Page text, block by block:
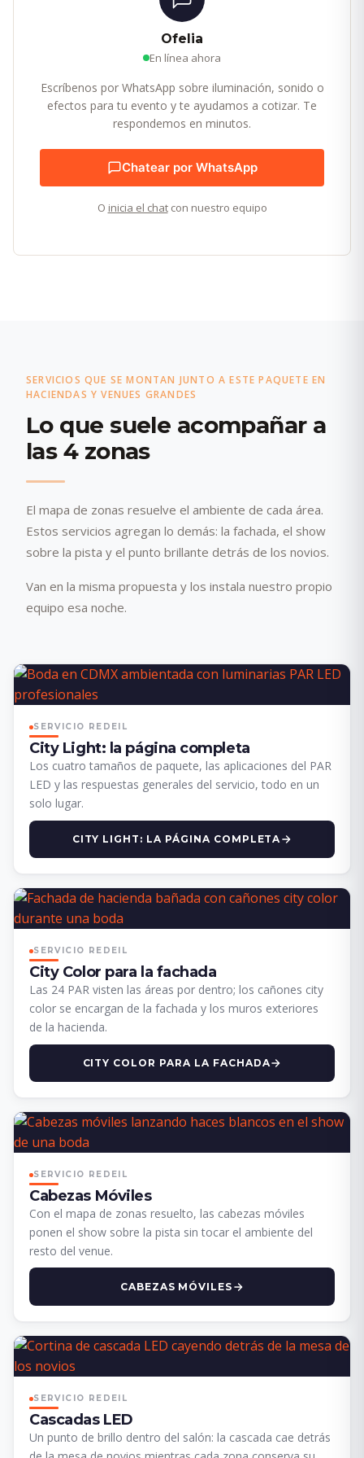
Ofelia
En línea ahora
Escríbenos por WhatsApp sobre iluminación, sonido o
efectos para tu evento y te ayudamos a cotizar. Te
respondemos en minutos.
Chatear por WhatsApp
O inicia el chatcon nuestro equipo
SERVICIOS QUE SE MONTAN JUNTO A ESTE PAQUETE EN
HACIENDAS Y VENUES GRANDES
Lo que suele acompañar a
las 4 zonas
El mapa de zonas resuelve el ambiente de cada área.
Estos servicios agregan lo demás: la fachada, el show
sobre la pista y el punto brillante detrás de los novios.
Van en la misma propuesta y los instala nuestro propio
equipo esa noche.
SERVICIO REDEIL
City Light: la página completa
Los cuatro tamaños de paquete, las aplicaciones del PAR
LED y las respuestas generales del servicio, todo en un
solo lugar.
CITY LIGHT: LA PÁGINA COMPLETA
SERVICIO REDEIL
City Color para la fachada
Las 24 PAR visten las áreas por dentro; los cañones city
color se encargan de la fachada y los muros exteriores
de la hacienda.
CITY COLOR PARA LA FACHADA
SERVICIO REDEIL
Cabezas Móviles
Con el mapa de zonas resuelto, las cabezas móviles
ponen el show sobre la pista sin tocar el ambiente del
resto del venue.
CABEZAS MÓVILES
SERVICIO REDEIL
Cascadas LED
Un punto de brillo dentro del salón: la cascada cae detrás